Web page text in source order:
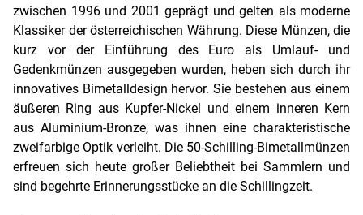
zwischen 1996 und 2001 geprägt und gelten als moderne
Klassiker der österreichischen Währung. Diese Münzen, die
kurz vor der Einführung des Euro als Umlauf- und
Gedenkmünzen ausgegeben wurden, heben sich durch ihr
innovatives Bimetalldesign hervor. Sie bestehen aus einem
äußeren Ring aus Kupfer-Nickel und einem inneren Kern
aus Aluminium-Bronze, was ihnen eine charakteristische
zweifarbige Optik verleiht. Die 50-Schilling-Bimetallmünzen
erfreuen sich heute großer Beliebtheit bei Sammlern und
sind begehrte Erinnerungsstücke an die Schillingzeit.